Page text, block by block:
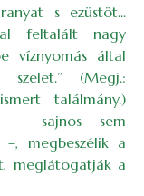
s ezüstöt...
feltalált nagy
víznyomás által
(Megj.:
találmány.)
– sajnos sem
megbeszélik a
meglátogatják a